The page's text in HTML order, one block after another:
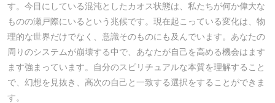
す。今目にしている混沌としたカオス状態は、私たちが何か偉大な
ものの瀬戸際にいるという兆候です。現在起こっている変化は、物
理的な世界だけでなく、意識そのものにも及んでいます。あなたの
周りのシステムが崩壊する中で、あなたが自己を高める機会はます
ます強まっています。自分のスピリチュアルな本質を理解すること
で、幻想を見抜き、高次の自己と一致する選択をすることができま
す。